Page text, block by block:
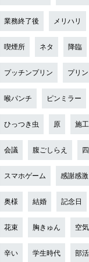
業務終了後 メリハリ
喫煙所 ネタ 降臨
プッチンプリン プリン
喉パンチ ピンミラー
ひっつき虫 原 施
会議 腹ごしらえ
スマホゲーム 感謝感激
奥様 結婚 記念日
花束 胸きゅん 空
辛い 学生時代 部活